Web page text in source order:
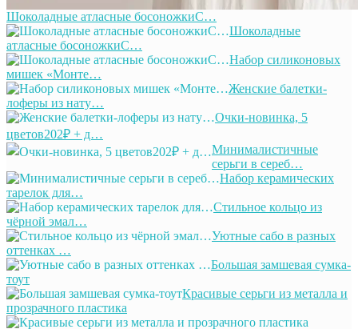
Шоколадные атласные босоножкиС…
Шоколадные
атласные босоножкиС…
Набор силиконовых
мишек «Монте…
Женские балетки-
лоферы из нату…
Очки-новинка, 5
цветов202₽ + д…
Минималистичные
серьги в сереб…
Набор керамических
тарелок для…
Стильное кольцо из
чёрной эмал…
Уютные сабо в разных
оттенках …
Большая замшевая сумка-
тоут
Красивые серьги из металла и
прозрачного пластика